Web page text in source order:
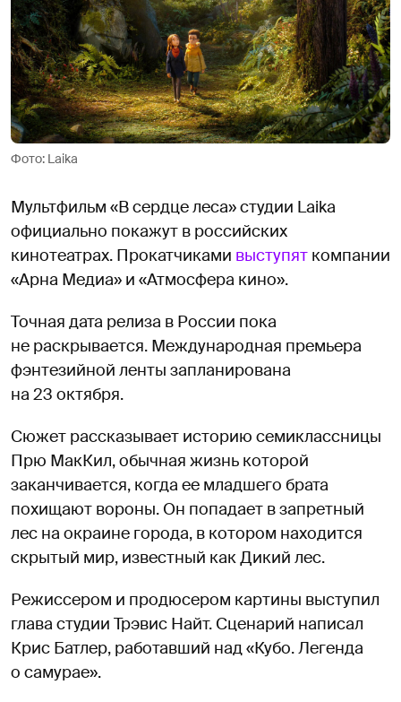
Фото: Laika
Мультфильм «В сердце леса» студии Laika
официально покажут в российских
кинотеатрах. Прокатчиками выступят компании
«Арна Медиа» и «Атмосфера кино».
Точная дата релиза в России пока
не раскрывается. Международная премьера
фэнтезийной ленты запланирована
на 23 октября.
Сюжет рассказывает историю семиклассницы
Прю МакКил, обычная жизнь которой
заканчивается, когда ее младшего брата
похищают вороны. Он попадает в запретный
лес на окраине города, в котором находится
скрытый мир, известный как Дикий лес.
Режиссером и продюсером картины выступил
глава студии Трэвис Найт. Сценарий написал
Крис Батлер, работавший над «Кубо. Легенда
о самурае».